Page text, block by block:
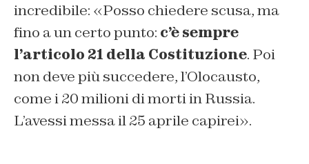
incredibile: «Posso chiedere scusa, ma
fino a un certo punto: c’è sempre
l’articolo 21 della Costituzione. Poi
non deve più succedere, l’Olocausto,
come i 20 milioni di morti in Russia.
L’avessi messa il 25 aprile capirei».